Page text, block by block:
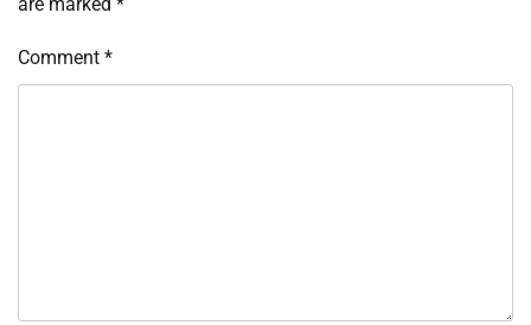
Comment *